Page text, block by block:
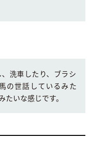
洗車したり、ブラシ
の世話しているみた
いな感じです。